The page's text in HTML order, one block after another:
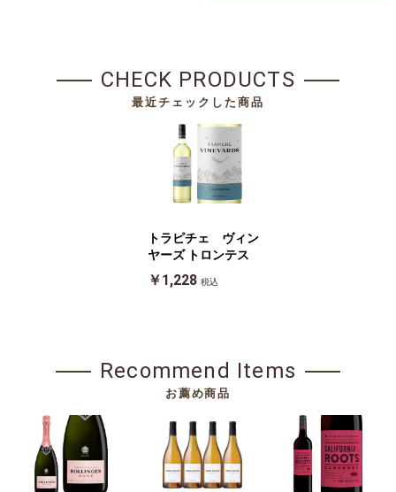
CHECK PRODUCTS
最近チェックした商品
トラピチェ ヴィン
ヤーズ トロンテス
￥1,228 税込
Recommend Items
お薦め商品